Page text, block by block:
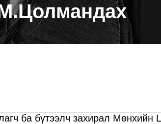
ба бүтээлч захирал